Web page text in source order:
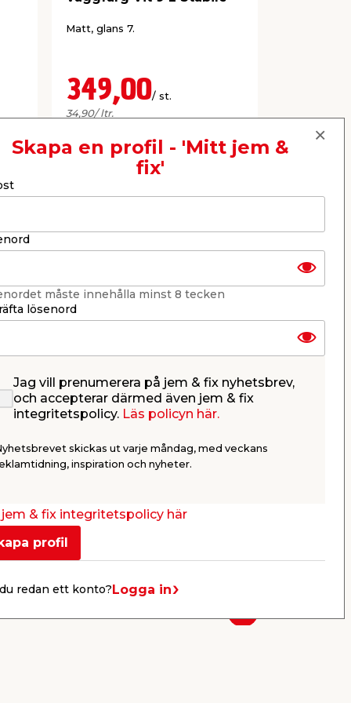
Matt, glans 7.
349,00/ st.
34,90/ ltr.
Se mer
&
Stabile
Vattenbaserad akrylfärg med
glans 3.
149,00
/ st.
33,11/ ltr.
Webbshop
Nästa
Skapa en profil - 'Mitt jem &
fix'
måste innehålla minst 8 tecken
lösenord
Jag vill prenumerera på jem & fix nyhetsbrev,
och accepterar därmed även jem & fix
integritetspolicy. Läs policyn här.
skickas ut varje måndag, med veckans
inspiration och nyheter.
jem & fix integritetspolicy här
profil
redan ett konto?Logga in